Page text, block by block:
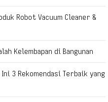
Robot Vacuum Cleaner &
Kelembapan di Bangunan
3 Rekomendasi Terbaik yang